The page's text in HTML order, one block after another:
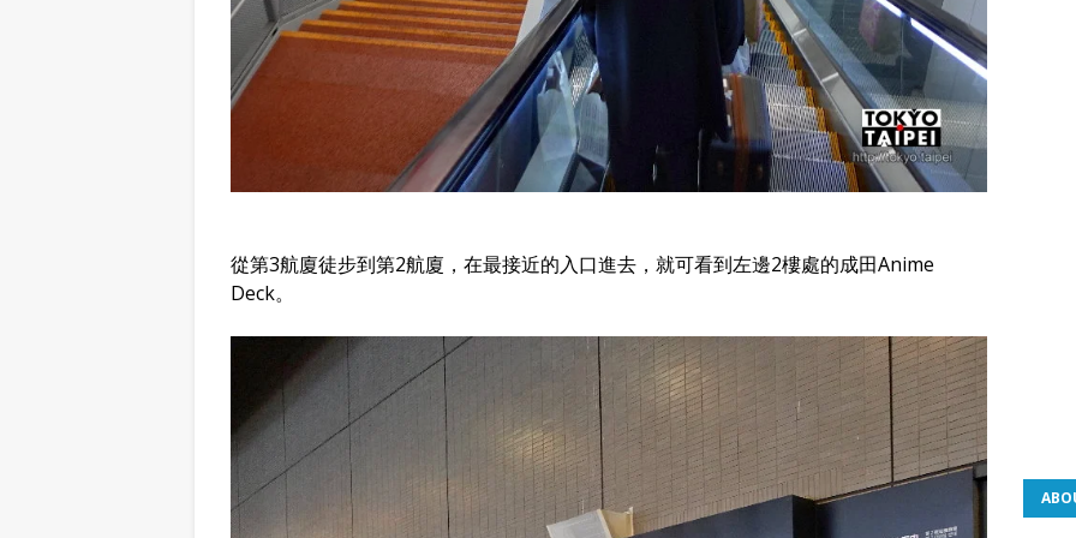
從第3航廈徒步到第2航廈，在最接近的入口進去，就可看到左邊2樓處的成田Anime
Deck。